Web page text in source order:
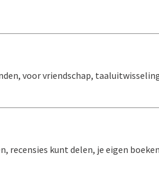
voor vriendschap,
recensies kunt delen, je eigen